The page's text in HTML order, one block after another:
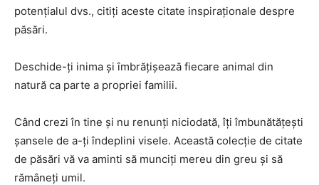
potențialul dvs., citiți aceste citate inspiraționale despre
păsări.
Deschide-ți inima și îmbrățișează fiecare animal din
natură ca parte a propriei familii.
Când crezi în tine și nu renunți niciodată, îți îmbunătățești
șansele de a-ți îndeplini visele. Această colecție de citate
de păsări vă va aminti să munciți mereu din greu și să
rămâneți umil.